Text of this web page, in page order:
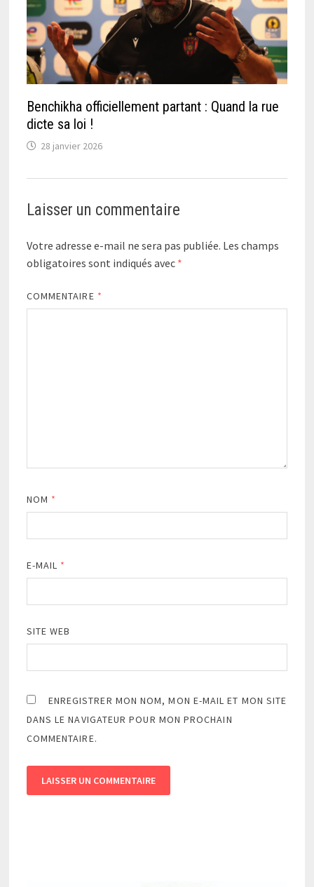
Benchikha officiellement partant : Quand la rue
dicte sa loi !
28 janvier 2026
Laisser un commentaire
Votre adresse e-mail ne sera pas publiée. Les champs
obligatoires sont indiqués avec *
COMMENTAIRE *
NOM *
E-MAIL *
SITE WEB
ENREGISTRER MON NOM, MON E-MAIL ET MON SITE
DANS LE NAVIGATEUR POUR MON PROCHAIN
COMMENTAIRE.